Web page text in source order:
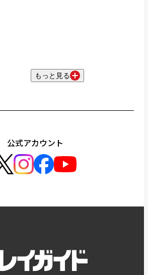
もっと見る
公式アカウント